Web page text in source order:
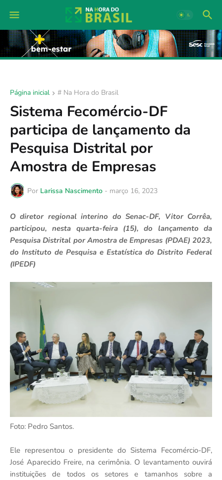
Página inicial # Na Hora do Brasil
Sistema Fecomércio-DF
participa de lançamento da
Pesquisa Distrital por
Amostra de Empresas
Por Larissa Nascimento - março 16, 2023
O diretor regional interino do Senac-DF, Vitor Corrêa,
participou, nesta quarta-feira (15), do lançamento da
Pesquisa Distrital por Amostra de Empresas (PDAE) 2023,
do Instituto de Pesquisa e Estatística do Distrito Federal
(IPEDF)
Foto: Pedro Santos.
Ele representou o presidente do Sistema Fecomércio-DF,
José Aparecido Freire, na cerimônia. O levantamento ouvirá
instituições de todos os setores e tamanhos sobre a